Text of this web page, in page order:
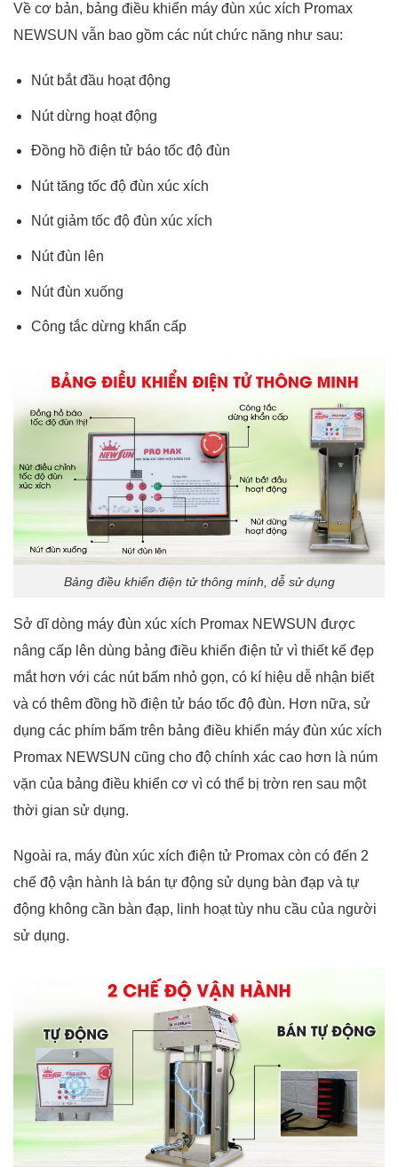
Về cơ bản, bảng điều khiển máy đùn xúc xích Promax
NEWSUN vẫn bao gồm các nút chức năng như sau:
Nút bắt đầu hoạt động
Nút dừng hoạt động
Đồng hồ điện tử báo tốc độ đùn
Nút tăng tốc độ đùn xúc xích
Nút giảm tốc độ đùn xúc xích
Nút đùn lên
Nút đùn xuống
Công tắc dừng khẩn cấp
Bảng điều khiển điện tử thông minh, dễ sử dụng
Sở dĩ dòng máy đùn xúc xích Promax NEWSUN được
nâng cấp lên dùng bảng điều khiển điện tử vì thiết kế đẹp
mắt hơn với các nút bấm nhỏ gọn, có kí hiệu dễ nhận biết
và có thêm đồng hồ điện tử báo tốc độ đùn. Hơn nữa, sử
dụng các phím bấm trên bảng điều khiển máy đùn xúc xích
Promax NEWSUN cũng cho độ chính xác cao hơn là núm
vặn của bảng điều khiển cơ vì có thể bị trờn ren sau một
thời gian sử dụng.
Ngoài ra, máy đùn xúc xích điện tử Promax còn có đến 2
chế độ vận hành là bán tự động sử dụng bàn đạp và tự
động không cần bàn đạp, linh hoạt tùy nhu cầu của người
sử dụng.